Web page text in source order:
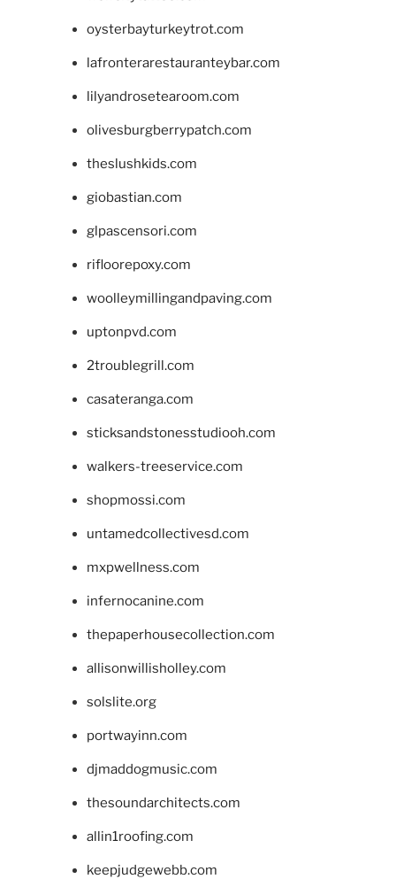
oysterbayturkeytrot.com
lafronterarestauranteybar.com
lilyandrosetearoom.com
olivesburgberrypatch.com
theslushkids.com
giobastian.com
glpascensori.com
rifloorepoxy.com
woolleymillingandpaving.com
uptonpvd.com
2troublegrill.com
casateranga.com
sticksandstonesstudiooh.com
walkers-treeservice.com
shopmossi.com
untamedcollectivesd.com
mxpwellness.com
infernocanine.com
thepaperhousecollection.com
allisonwillisholley.com
solslite.org
portwayinn.com
djmaddogmusic.com
thesoundarchitects.com
allin1roofing.com
keepjudgewebb.com